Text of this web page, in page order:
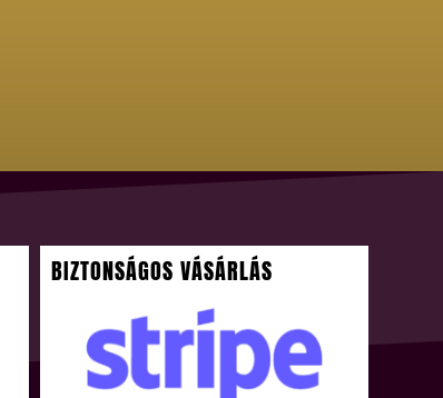
BIZTONSÁGOS VÁSÁRLÁS